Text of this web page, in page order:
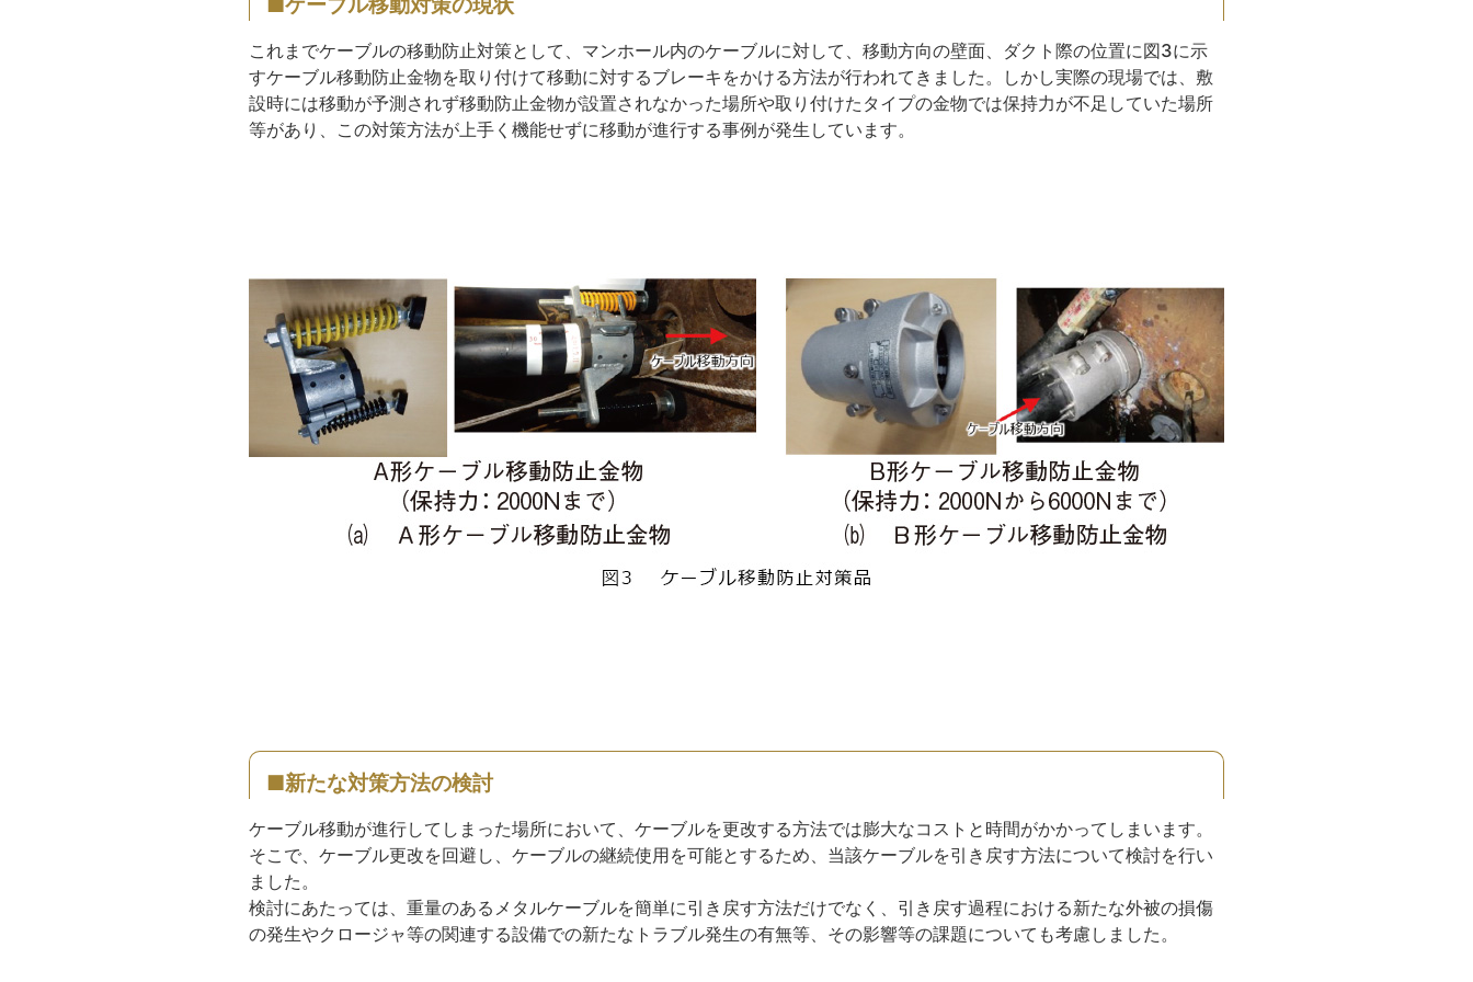
これまでケーブルの移動防止対策として、マンホール内のケーブルに対して、移動方向の壁面、ダクト際の位置に図3に示
すケーブル移動防止金物を取り付けて移動に対するブレーキをかける方法が行われてきました。しかし実際の現場では、敷
設時には移動が予測されず移動防止金物が設置されなかった場所や取り付けたタイプの金物では保持力が不足していた場所
等があり、この対策方法が上手く機能せずに移動が進行する事例が発生しています。
■新たな対策方法の検討
ケーブル移動が進行してしまった場所において、ケーブルを更改する方法では膨大なコストと時間がかかってしまいます。
そこで、ケーブル更改を回避し、ケーブルの継続使用を可能とするため、当該ケーブルを引き戻す方法について検討を行い
ました。
検討にあたっては、重量のあるメタルケーブルを簡単に引き戻す方法だけでなく、引き戻す過程における新たな外被の損傷
の発生やクロージャ等の関連する設備での新たなトラブル発生の有無等、その影響等の課題についても考慮しました。